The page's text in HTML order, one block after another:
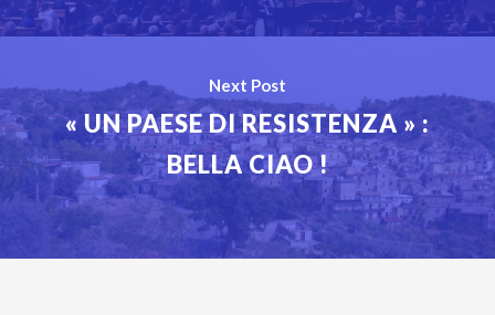
Next Post
« UN PAESE DI RESISTENZA » :
BELLA CIAO !